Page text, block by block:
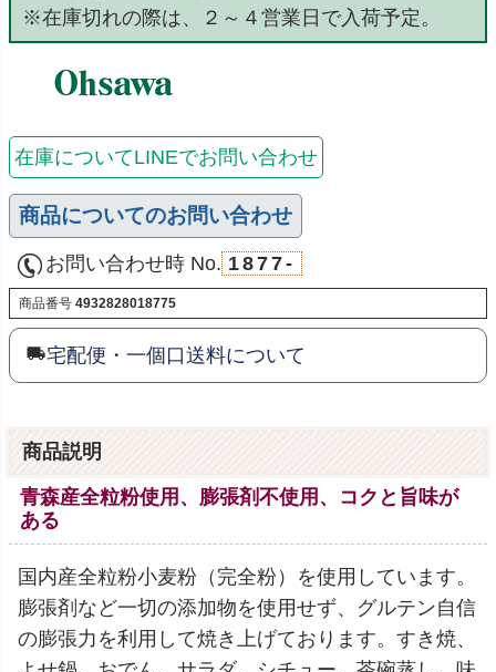
※在庫切れの際は、２～４営業日で入荷予定。
在庫についてLINEでお問い合わせ
商品についてのお問い合わせ
お問い合わせ時 No. 1877-
商品番号 4932828018775
宅配便・一個口送料について
商品説明
青森産全粒粉使用、膨張剤不使用、コクと旨味が
ある
国内産全粒粉小麦粉（完全粉）を使用しています。
膨張剤など一切の添加物を使用せず、グルテン自信
の膨張力を利用して焼き上げております。すき焼、